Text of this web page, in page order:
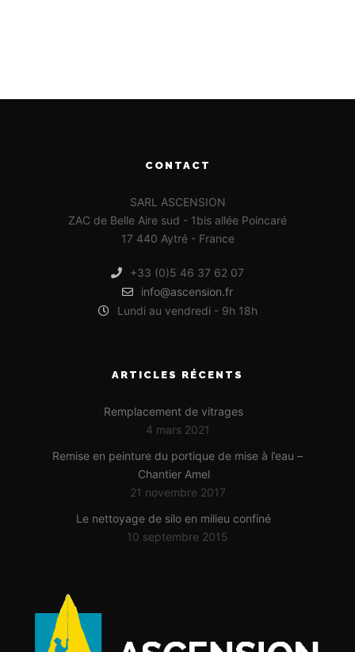
CONTACT
SARL ASCENSION
ZAC de Belle Aire sud - 1bis allée Poincaré
17 440 Aytré - France
+33 (0)5 46 37 62 07
info@ascension.fr
Lundi au vendredi - 9h 18h
ARTICLES RÉCENTS
Remplacement de vitrages
4 mars 2021
Remise en peinture du portique de mise à l’eau –
Chantier Amel
21 novembre 2017
Le nettoyage de silo en milieu confiné
10 septembre 2015